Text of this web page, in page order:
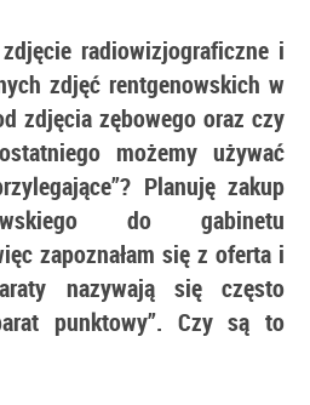
radiowizjograficzne i
zdjęć rentgenowskich w
zdjęcia zębowego oraz czy
możemy używać
Planuję zakup
do gabinetu
zapoznałam się z oferta i
nazywają się często
punktowy”. Czy są to